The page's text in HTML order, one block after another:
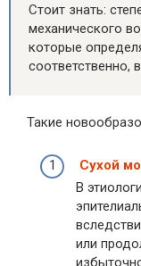
Стоит знать:
механического
которые
соответственно,
Такие
Сухой
В
или